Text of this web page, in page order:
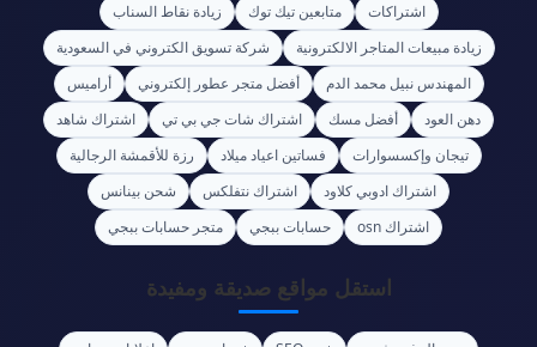
اشتراكات
متابعين تيك توك
زيادة نقاط السناب
زيادة مبيعات المتاجر الالكترونية
شركة تسويق الكتروني في السعودية
المهندس نبيل محمد الدم
أفضل متجر عطور إلكتروني
أراميس
دهن العود
أفضل مسك اشتراك شات جي بي تي
اشتراك شاهد
تيجان وإكسسوارات
فساتين اعياد ميلاد
رزة للأقمشة الرجالية
اشتراك ادوبي كلاود
اشتراك نتفلكس
شحن بينانس
اشتراك osn
حسابات ببجي متجر حسابات ببجي
استقل مواقع صديقة ومفيدة